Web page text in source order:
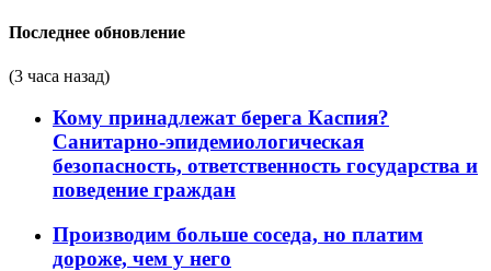
Последнее обновление
(3 часа назад)
Кому принадлежат берега Каспия?
Санитарно-эпидемиологическая
безопасность, ответственность государства и
поведение граждан
Производим больше соседа, но платим
дороже, чем у него